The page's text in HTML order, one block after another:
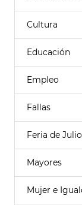
Cultura
Educación
Empleo
Fallas
Feria de Julio
Mayores
Mujer e